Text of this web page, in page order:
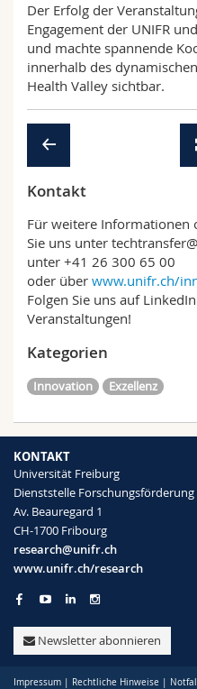
Der Erfolg der
Engagement der UNIFR
und machte spannende
innerhalb des
Health Valley sichtbar.
Kontakt
Für weitere Informationen
Sie uns unter
unter +41 26 300 65 00
oder über www.unifr.ch/
Folgen Sie uns auf
Veranstaltungen!
Kategorien
Innovation Exzellenz
KONTAKT
Universität Freiburg
Dienststelle Forschungsförderung
Av. Beauregard 1
CH-1700 Fribourg
research@unifr.ch
www.unifr.ch/research
Newsletter abonnieren
Impressum | Rechtliche Hinweise |